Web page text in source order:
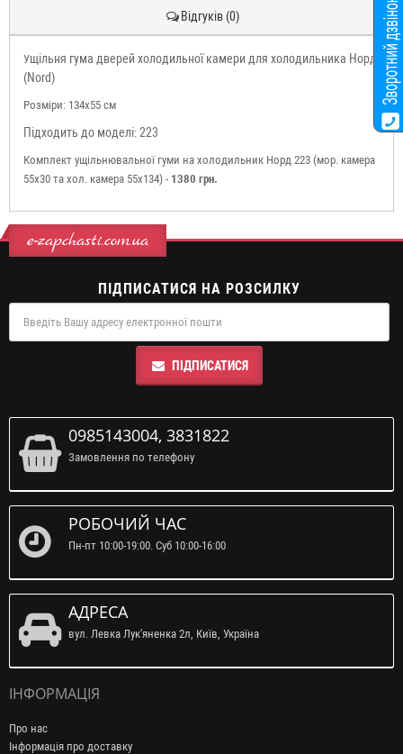
Відгуків (0)
Ущільня гума дверей холодильної камери для холодильника Норд
(Nord)
Розміри: 134x55 см
Підходить до моделі: 223
Комплект ущільнювальної гуми на холодильник Норд 223 (мор. камера
55x30 та хол. камера 55x134) - 1380 грн.
e-zapchasti.com.ua
ПІДПИСАТИСЯ НА РОЗСИЛКУ
ПІДПИСАТИСЯ
0985143004, 3831822
Замовлення по телефону
РОБОЧИЙ ЧАС
Пн-пт 10:00-19:00. Суб 10:00-16:00
АДРЕСА
вул. Левка Лук'яненка 2л, Київ, Україна
ІНФОРМАЦІЯ
Про нас
Інформація про доставку